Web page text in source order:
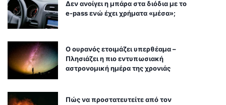
Δεν ανοίγει η μπάρα στα διόδια με το
e-pass ενώ έχει χρήματα «μέσα»;
Ο ουρανός ετοιμάζει υπερθέαμα –
Πλησιάζει η πιο εντυπωσιακή
αστρονομική ημέρα της χρονιάς
Πώς να προστατευτείτε από τον